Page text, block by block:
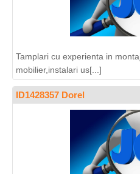
Tamplari cu experienta in
mobilier,instalari us[...]
ID1428357 Dorel